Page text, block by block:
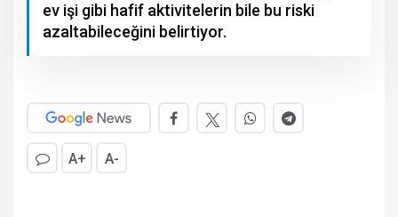
ev işi gibi hafif aktivitelerin bile bu riski
azaltabileceğini belirtiyor.
A+ A-